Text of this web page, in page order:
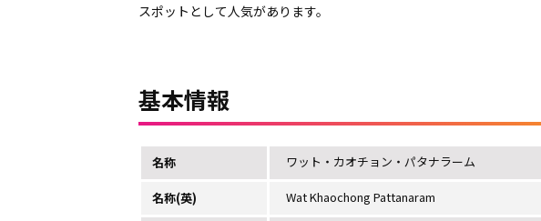
スポットとして人気があります。
基本情報
名称 ワット・カオチョン・パタナラーム
名称(英) Wat Khaochong Pattanaram